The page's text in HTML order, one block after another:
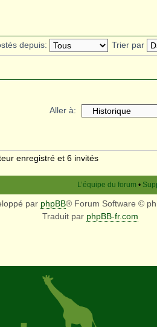
depuis: Trier par
Aller à:
enregistré et 6 invités
L’équipe du forum •
par phpBB® Forum Software ©
Traduit par phpBB-fr.com